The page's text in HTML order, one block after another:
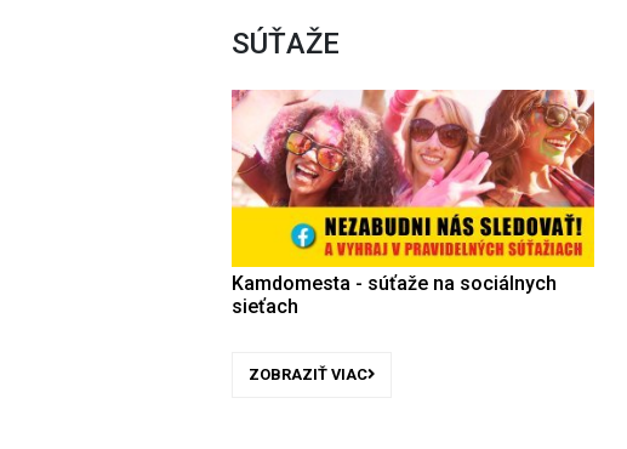
SÚŤAŽE
Kamdomesta - súťaže na sociálnych
sieťach
ZOBRAZIŤ VIAC